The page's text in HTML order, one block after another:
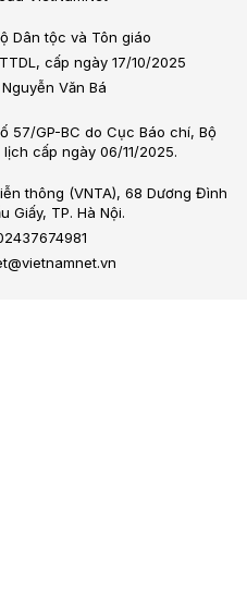
Dân tộc và Tôn giáo
cấp ngày 17/10/2025
Văn Bá
57/GP-BC do Cục Báo chí, Bộ
cấp ngày 06/11/2025.
thông (VNTA), 68 Dương Đình
Giấy, TP. Hà Nội.